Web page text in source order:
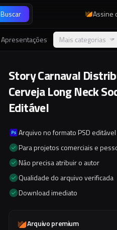
Buscar Assine
Apresentações Mais categorias
Story Carnaval
Cerveja Long Neck
Editável
Arquivo no formato PSD editável
Para projetos comerciais e
Não precisa atribuir o autor
Qualidade do arquivo verificada
Download imediato
Arquivo premium